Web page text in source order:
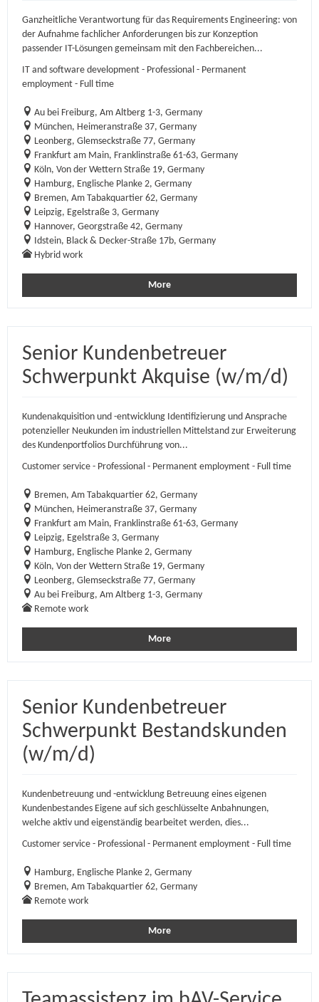
Ganzheitliche Verantwortung für das Requirements Engineering: von
der Aufnahme fachlicher Anforderungen bis zur Konzeption
passender IT-Lösungen gemeinsam mit den Fachbereichen...
IT and software development - Professional - Permanent
employment - Full time
Au bei Freiburg, Am Altberg 1-3, Germany
München, Heimeranstraße 37, Germany
Leonberg, Glemseckstraße 77, Germany
Frankfurt am Main, Franklinstraße 61-63, Germany
Köln, Von der Wettern Straße 19, Germany
Hamburg, Englische Planke 2, Germany
Bremen, Am Tabakquartier 62, Germany
Leipzig, Egelstraße 3, Germany
Hannover, Georgstraße 42, Germany
Idstein, Black & Decker-Straße 17b, Germany
Hybrid work
More
Senior Kundenbetreuer
Schwerpunkt Akquise (w/m/d)
Kundenakquisition und -entwicklung Identifizierung und Ansprache
potenzieller Neukunden im industriellen Mittelstand zur Erweiterung
des Kundenportfolios Durchführung von...
Customer service - Professional - Permanent employment - Full time
Bremen, Am Tabakquartier 62, Germany
München, Heimeranstraße 37, Germany
Frankfurt am Main, Franklinstraße 61-63, Germany
Leipzig, Egelstraße 3, Germany
Hamburg, Englische Planke 2, Germany
Köln, Von der Wettern Straße 19, Germany
Leonberg, Glemseckstraße 77, Germany
Au bei Freiburg, Am Altberg 1-3, Germany
Remote work
More
Senior Kundenbetreuer
Schwerpunkt Bestandskunden
(w/m/d)
Kundenbetreuung und -entwicklung Betreuung eines eigenen
Kundenbestandes Eigene auf sich geschlüsselte Anbahnungen,
welche aktiv und eigenständig bearbeitet werden, dies...
Customer service - Professional - Permanent employment - Full time
Hamburg, Englische Planke 2, Germany
Bremen, Am Tabakquartier 62, Germany
Remote work
More